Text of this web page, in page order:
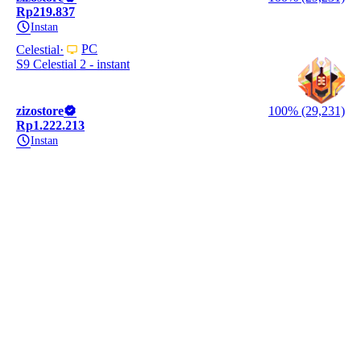
Rp219.837
Instan
Celestial
PC
S9 Celestial 2 - instant
zizostore
100% (29,231)
Rp1.222.213
Instan